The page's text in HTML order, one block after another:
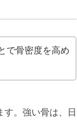
で骨密度を高め
。強い骨は、日